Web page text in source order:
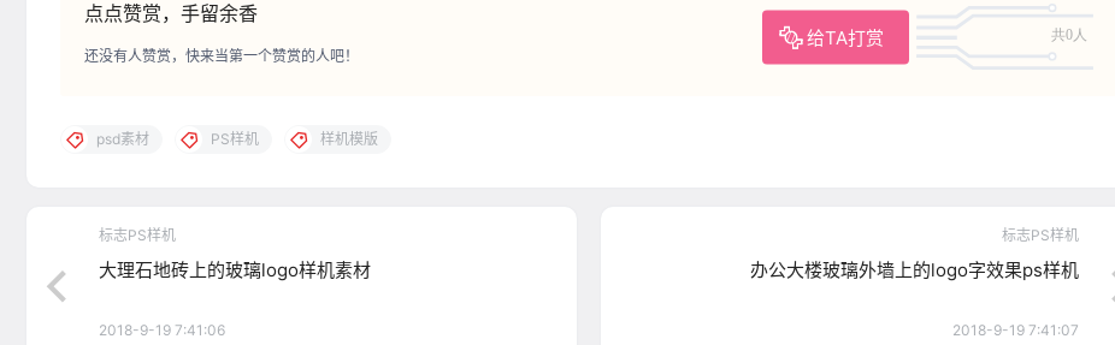
点点赞赏，手留余香
给TA打赏 共0人
还没有人赞赏，快来当第一个赞赏的人吧！
psd素材 PS样机 样机模版
标志PS样机
大理石地砖上的玻璃logo样机素材
2018-9-19 7:41:06
标志PS样机
办公大楼玻璃外墙上的logo字效果ps样机
2018-9-19 7:41:07